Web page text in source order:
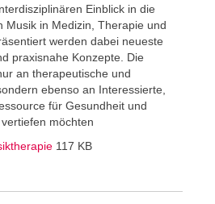
Einblick in die
Musik in Medizin, Therapie und
werden dabei neueste
praxisnahe Konzepte. Die
an therapeutische und
ebenso an Interessierte,
für Gesundheit und
möchten
117 KB